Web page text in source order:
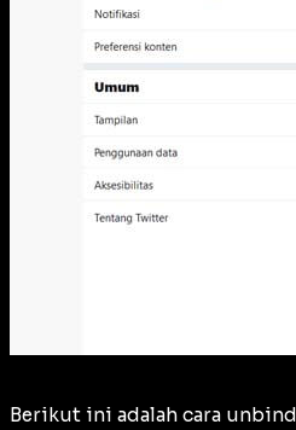
Berikut ini adalah cara